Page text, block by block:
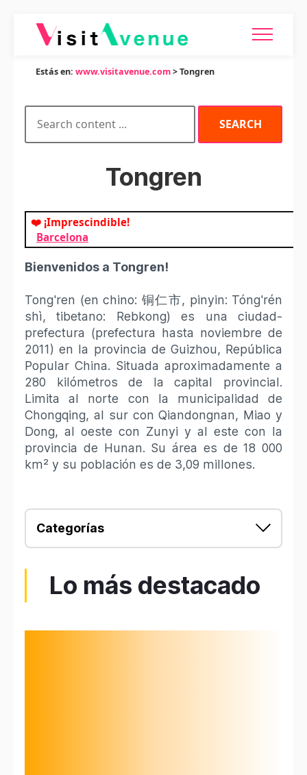
Estás en: www.visitavenue.com> Tongren
Tongren
❤️ ¡Imprescindible!
Barcelona
Bienvenidos a Tongren!
Tong'ren (en chino: 铜仁市, pinyin: Tóng'rén
shì, tibetano: Rebkong) es una ciudad-
prefectura (prefectura hasta noviembre de
2011) en la provincia de Guizhou, República
Popular China. Situada aproximadamente a
280 kilómetros de la capital provincial.
Limita al norte con la municipalidad de
Chongqing, al sur con Qiandongnan, Miao y
Dong, al oeste con Zunyi y al este con la
provincia de Hunan. Su área es de 18 000
km² y su población es de 3,09 millones.
Categorías
Lo más destacado